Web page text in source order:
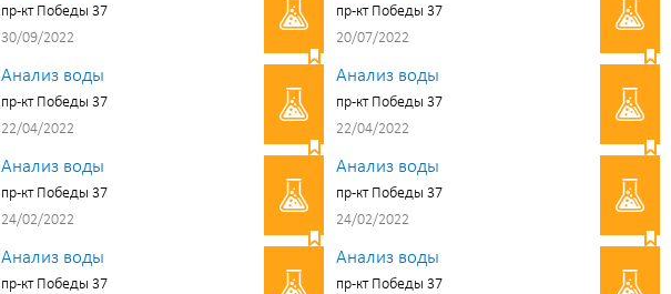
пр-кт Победы 37
30/09/2022
пр-кт Победы 37
20/07/2022
Анализ воды
пр-кт Победы 37
22/04/2022
Анализ воды
пр-кт Победы 37
22/04/2022
Анализ воды
пр-кт Победы 37
24/02/2022
Анализ воды
пр-кт Победы 37
24/02/2022
Анализ воды
пр-кт Победы 37
Анализ воды
пр-кт Победы 37